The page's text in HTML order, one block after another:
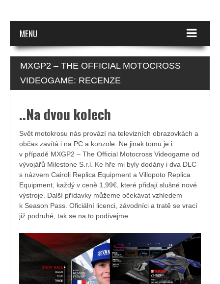
MENU
MXGP2 – THE OFFICIAL MOTOCROSS
VIDEOGAME: RECENZE
..Na dvou kolech
Svět motokrosu nás provází na televizních obrazovkách a
občas zavítá i na PC a konzole. Ne jinak tomu je i
v případě MXGP2 – The Official Motocross Videogame od
vývojářů Milestone S.r.l. Ke hře mi byly dodány i dva DLC
s názvem Cairoli Replica Equipment a Villopoto Replica
Equipment, každý v ceně 1,99€, které přidají slušné nové
výstroje. Další přídavky můžeme očekávat vzhledem
k Season Pass. Oficiální licenci, závodníci a tratě se vrací
již podruhé, tak se na to podívejme.